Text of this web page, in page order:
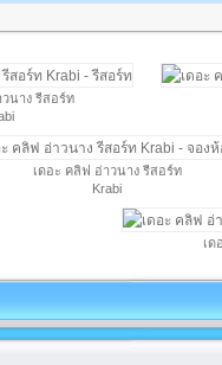
นาง รีสอร์ท
เดอะ คลิฟ อ่าวนาง รีสอร์ท
Krabi
เด